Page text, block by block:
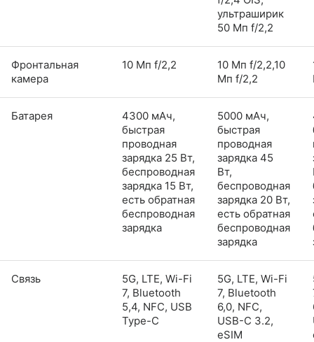
ультраширик
50 Мп f/2,2
Фронтальная
камера
10 Мп f/2,2
10 Мп f/2,2,10
Мп f/2,2
Батарея
4300 мАч,
быстрая
проводная
зарядка 25 Вт,
беспроводная
зарядка 15 Вт,
есть обратная
беспроводная
зарядка
5000 мАч,
быстрая
проводная
зарядка 45
Вт,
беспроводная
зарядка 20 Вт,
есть обратная
беспроводная
зарядка
Связь
5G, LTE, Wi-Fi
7, Bluetooth
5,4, NFC, USB
Type-C
5G, LTE, Wi-Fi
7, Bluetooth
6,0, NFC,
USB-C 3.2,
eSIM